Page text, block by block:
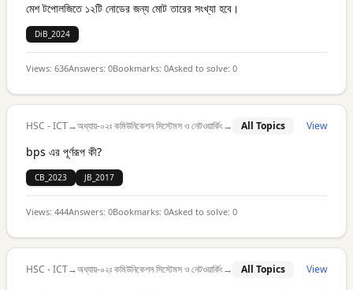
মেশ টপোলজিতে ১২টি নোডের জন্য মোট তারের সংখ্যা হবে।
DiB_2024
Views: 636Answers: 0Bookmarks: 0Asked to solve: 0
HSC - ICT→অধ্যায়-০২ঃ কমিউনিকেশন সিস্টেমস ও নেটওয়ার্কিং→ All Topics View
bps এর পূর্ণরূপ কী?
CB_2023 JB_2017
Views: 444Answers: 0Bookmarks: 0Asked to solve: 0
HSC - ICT→অধ্যায়-০২ঃ কমিউনিকেশন সিস্টেমস ও নেটওয়ার্কিং→ All Topics View